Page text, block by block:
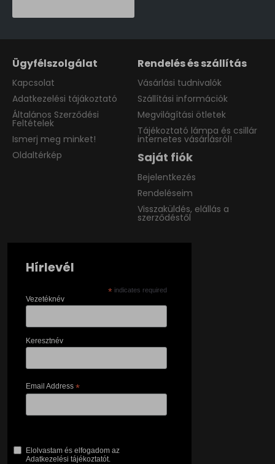
Ügyfélszolgálat
Kapcsolat
Adatkezelési tájákoztató
Általános Szerződési
Feltételek
Ismerj meg minket!
Oldaltérkép
Rendelés és szállítás
Vásárlási tudnivalók
Szállítási információk
Megvilágítási ötletek
Tájékoztató lámpa és csillár
internetes vásárlásról!
Saját fiók
Bejelentkezés
Rendeléseim
Visszaküldés, elállás a
szerződéstől
Hírlevél
* indicates required
Vezetéknév
Keresztnév
Email Address *
Elolvastam és elfogadom az
Adatkezelési tájékoztatót.